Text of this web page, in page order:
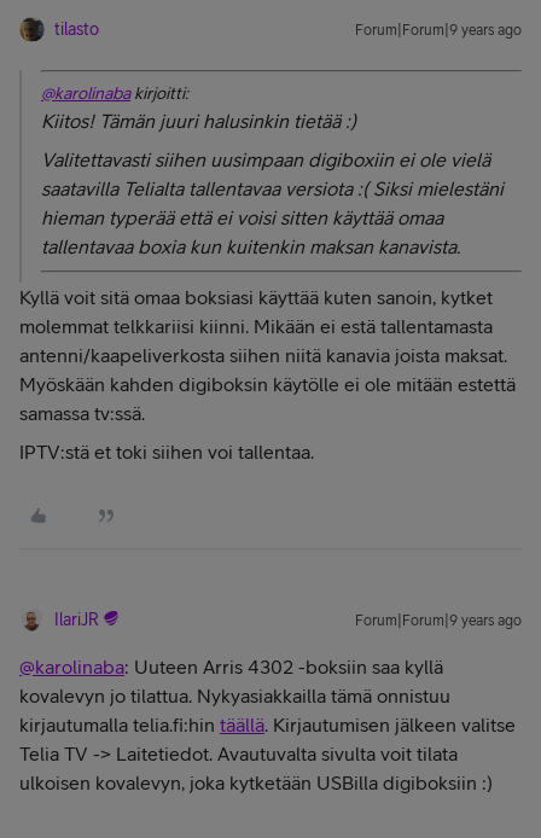
tilasto Forum|Forum|9 years ago
@karolinabakirjoitti:
Kiitos! Tämän juuri halusinkin tietää :)
Valitettavasti siihen uusimpaan digiboxiin ei ole vielä
saatavilla Telialta tallentavaa versiota :( Siksi mielestäni
hieman typerää että ei voisi sitten käyttää omaa
tallentavaa boxia kun kuitenkin maksan kanavista.
Kyllä voit sitä omaa boksiasi käyttää kuten sanoin, kytket
molemmat telkkariisi kiinni. Mikään ei estä tallentamasta
antenni/kaapeliverkosta siihen niitä kanavia joista maksat.
Myöskään kahden digiboksin käytölle ei ole mitään estettä
samassa tv:ssä.
IPTV:stä et toki siihen voi tallentaa.
IlariJR Forum|Forum|9 years ago
@karolinaba: Uuteen Arris 4302 -boksiin saa kyllä
kovalevyn jo tilattua. Nykyasiakkailla tämä onnistuu
kirjautumalla telia.fi:hin täällä. Kirjautumisen jälkeen valitse
Telia TV -> Laitetiedot. Avautuvalta sivulta voit tilata
ulkoisen kovalevyn, joka kytketään USBilla digiboksiin :)